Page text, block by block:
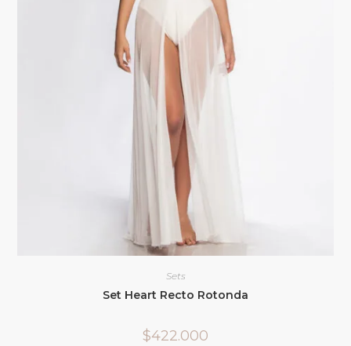
Sets
Set Heart Recto Rotonda
$422.000